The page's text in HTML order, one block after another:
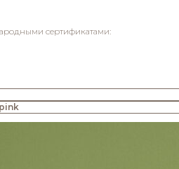
сертификатами: